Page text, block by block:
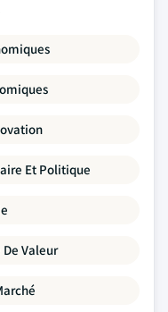
Et Politique
De Valeur